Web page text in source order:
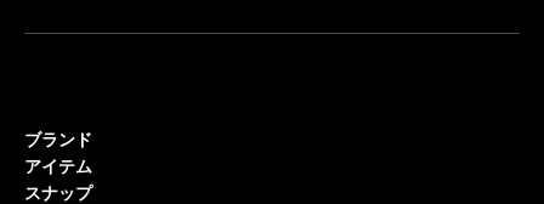
ブランド
アイテム
スナップ